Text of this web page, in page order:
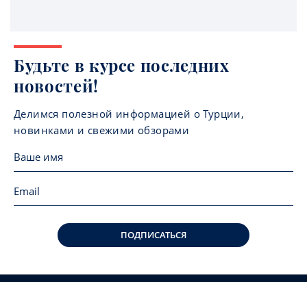
Будьте в курсе последних
новостей!
Делимся полезной информацией о Турции,
новинками и свежими обзорами
ПОДПИСАТЬСЯ